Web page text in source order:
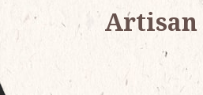
Artisan